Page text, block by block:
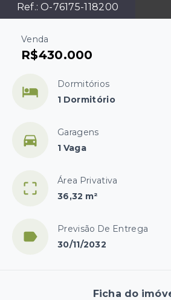
Ref.: O-76175-118200
Venda
R$430.000
Dormitórios
1 Dormitório
Garagens
1 Vaga
Área Privativa
36,32 m²
Previsão De Entrega
30/11/2032
Ficha do